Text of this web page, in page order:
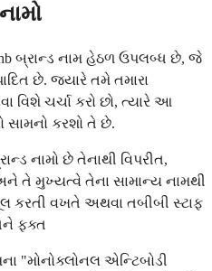
બ્રાન્ડ નામ હેઠળ ઉપલબ્ધ છે, જે
છે. જ્યારે તમે તમારા
વિશે ચર્ચા કરો છો, ત્યારે આ
સામનો કરશો તે છે.
નામો છે તેનાથી વિપરીત,
તે મુખ્યત્વે તેના સામાન્ય નામથી
કરતી વખતે અથવા તબીબી સ્ટાફ
ફક્ત
"મોનોક્લોનલ એન્ટિબોડી